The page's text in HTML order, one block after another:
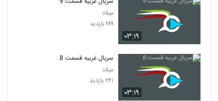
۰۳:۱۹
میلاد
۲۸۹ بازدید
۰۳:۱۹
سریال غریبه قسمت 8
میلاد
۲۴۱ بازدید